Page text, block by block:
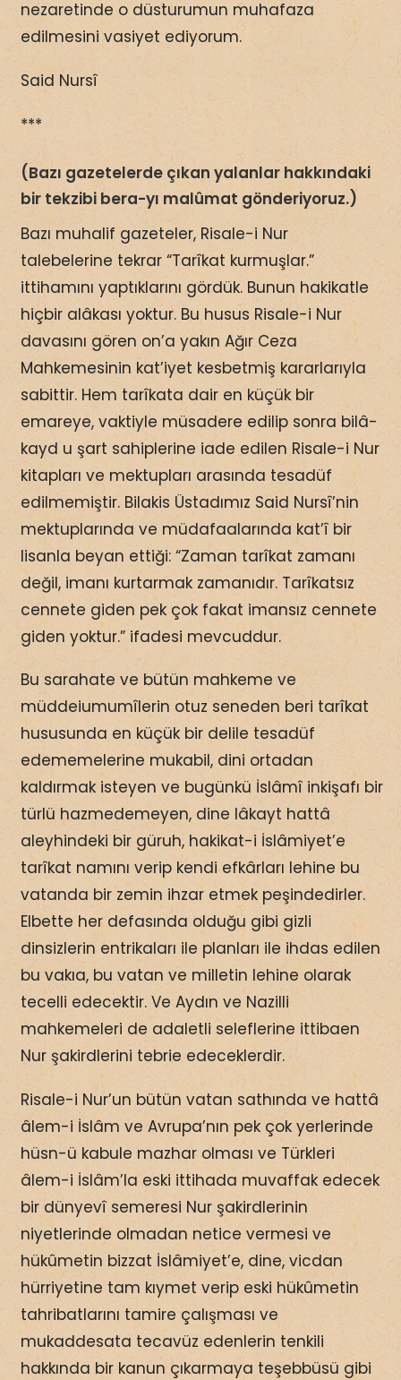
nezaretinde o düsturumun muhafaza
edilmesini vasiyet ediyorum.
Said Nursî
***
(Bazı gazetelerde çıkan yalanlar hakkındaki
bir tekzibi bera-yı malûmat gönderiyoruz.)
Bazı muhalif gazeteler, Risale-i Nur
talebelerine tekrar “Tarîkat kurmuşlar.”
ittihamını yaptıklarını gördük. Bunun hakikatle
hiçbir alâkası yoktur. Bu husus Risale-i Nur
davasını gören on’a yakın Ağır Ceza
Mahkemesinin kat’iyet kesbetmiş kararlarıyla
sabittir. Hem tarîkata dair en küçük bir
emareye, vaktiyle müsadere edilip sonra bilâ-
kayd u şart sahiplerine iade edilen Risale-i Nur
kitapları ve mektupları arasında tesadüf
edilmemiştir. Bilakis Üstadımız Said Nursî’nin
mektuplarında ve müdafaalarında kat’î bir
lisanla beyan ettiği: “Zaman tarîkat zamanı
değil, imanı kurtarmak zamanıdır. Tarîkatsız
cennete giden pek çok fakat imansız cennete
giden yoktur.” ifadesi mevcuddur.
Bu sarahate ve bütün mahkeme ve
müddeiumumîlerin otuz seneden beri tarîkat
hususunda en küçük bir delile tesadüf
edememelerine mukabil, dini ortadan
kaldırmak isteyen ve bugünkü İslâmî inkişafı bir
türlü hazmedemeyen, dine lâkayt hattâ
aleyhindeki bir güruh, hakikat-i İslâmiyet’e
tarîkat namını verip kendi efkârları lehine bu
vatanda bir zemin ihzar etmek peşindedirler.
Elbette her defasında olduğu gibi gizli
dinsizlerin entrikaları ile planları ile ihdas edilen
bu vakıa, bu vatan ve milletin lehine olarak
tecelli edecektir. Ve Aydın ve Nazilli
mahkemeleri de adaletli seleflerine ittibaen
Nur şakirdlerini tebrie edeceklerdir.
Risale-i Nur’un bütün vatan sathında ve hattâ
âlem-i İslâm ve Avrupa’nın pek çok yerlerinde
hüsn-ü kabule mazhar olması ve Türkleri
âlem-i İslâm’la eski ittihada muvaffak edecek
bir dünyevî semeresi Nur şakirdlerinin
niyetlerinde olmadan netice vermesi ve
hükûmetin bizzat İslâmiyet’e, dine, vicdan
hürriyetine tam kıymet verip eski hükûmetin
tahribatlarını tamire çalışması ve
mukaddesata tecavüz edenlerin tenkili
hakkında bir kanun çıkarmaya teşebbüsü gibi